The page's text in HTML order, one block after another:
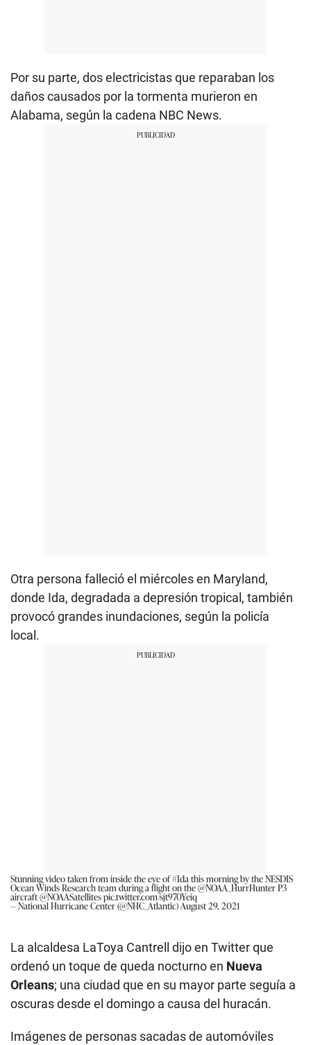
Por su parte, dos electricistas que reparaban los
daños causados por la tormenta murieron en
Alabama, según la cadena NBC News.
Otra persona falleció el miércoles en Maryland,
donde Ida, degradada a depresión tropical, también
provocó grandes inundaciones, según la policía
local.
Stunning video taken from inside the eye of#Idathis morning by the NESDIS
Ocean Winds Research team during a flight on the@NOAA_HurrHunterP3
aircraft@NOAASatellitespic.twitter.com/sjt970Yeiq
— National Hurricane Center (@NHC_Atlantic)August 29, 2021
La alcaldesa LaToya Cantrell dijo en Twitter que
ordenó un toque de queda nocturno en Nueva
Orleans; una ciudad que en su mayor parte seguía a
oscuras desde el domingo a causa del huracán.
Imágenes de personas sacadas de automóviles